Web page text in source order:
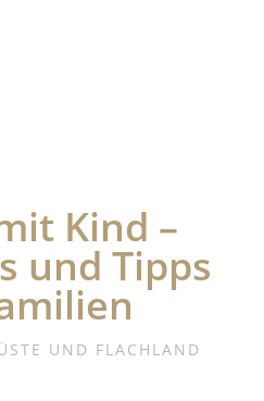
Kind –
und Tipps
UND FLACHLAND